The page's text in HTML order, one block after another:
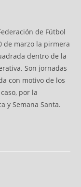
de Fútbol
de marzo la pirmera
dentro de la
Son jornadas
con motivo de los
por la
y Semana Santa.